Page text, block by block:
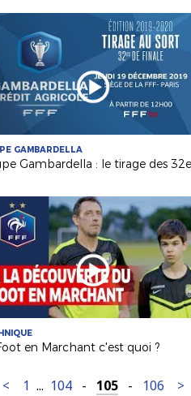
GAMBARDELLA
en Marchant c'est quoi ?
< 1 ... 104 - 105 - 106 >